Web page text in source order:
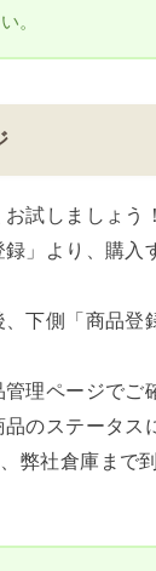
。
試しましょう！
」より、購入
下側「商品登
理ページでご
のステータス
弊社倉庫まで